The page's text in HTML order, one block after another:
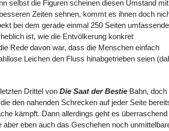
selbst die Figuren scheinen diesen Umstand mit
Zeiten sehnen, kommt es ihnen doch
bei dem gerade einmal 250 Seiten
ist, wie die Entvölkerung konkret
Rede davon war, dass die Menschen einfach
Leichen den Fluss hinabgetrieben seien
Drittel von Die Saat der Bestie Bahn, doch
den nahenden Schrecken auf jeder Seite
kämpft. Dann allerdings geht es überraschend
eben auch das Geschehen noch